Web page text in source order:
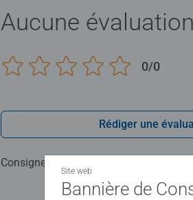
Aucune
0/0
Rédiger une
Consignes d'évaluation
Site web
Bannière de